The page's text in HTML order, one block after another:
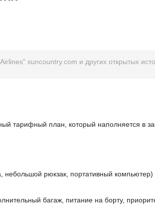
suncountry.com и других открытых
тарифный план, который наполняется в
небольшой рюкзак, портативный
багаж, питание на борту,